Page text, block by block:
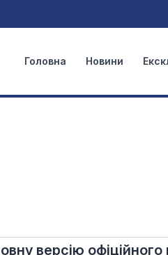
Головна Новини
версію